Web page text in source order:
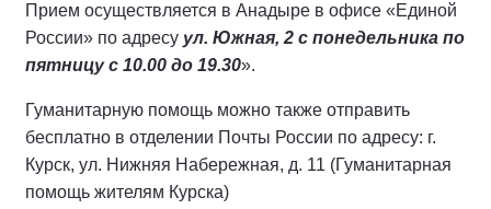
Прием осуществляется в Анадыре в офисе «Единой
России» по адресу ул. Южная, 2 с понедельника по
пятницу с 10.00 до 19.30».
Гуманитарную помощь можно также отправить
бесплатно в отделении Почты России по адресу: г.
Курск, ул. Нижняя Набережная, д. 11 (Гуманитарная
помощь жителям Курска)